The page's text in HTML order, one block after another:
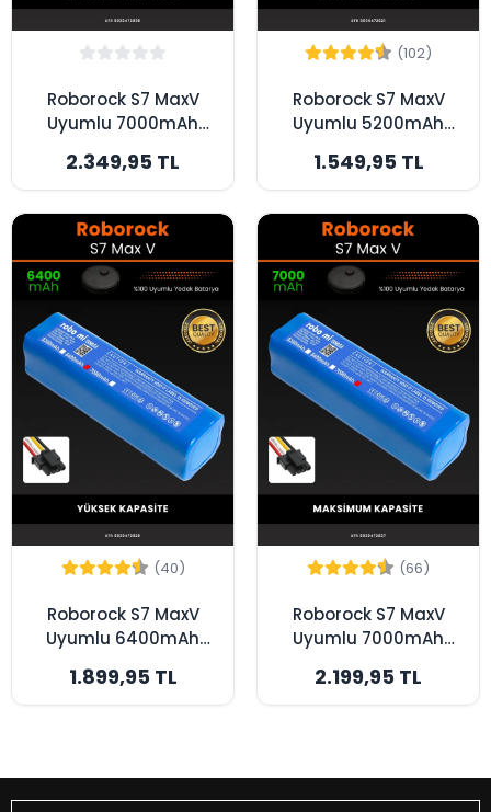
Roborock S7 MaxV
Uyumlu 7000mAh
Bataryası - Box -
Maksimum Kapasite
2.349,95 TL
(102)
Roborock S7 MaxV
Uyumlu 5200mAh
Bataryası - Kutusuz
Model - Orijinal
Kapasite
1.549,95 TL
(40)
Roborock S7 MaxV
Uyumlu 6400mAh
Bataryası - Kutusuz
Model - Yüksek
1.899,95 TL
(66)
Roborock S7 MaxV
Uyumlu 7000mAh
Bataryası - Kutusuz
Model - Maksimum
2.199,95 TL